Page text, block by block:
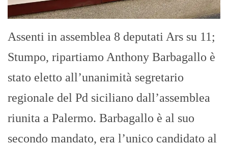
Assenti in assemblea 8 deputati Ars su 11;
Stumpo, ripartiamo Anthony Barbagallo è
stato eletto all’unanimità segretario
regionale del Pd siciliano dall’assemblea
riunita a Palermo. Barbagallo è al suo
secondo mandato, era l’unico candidato al